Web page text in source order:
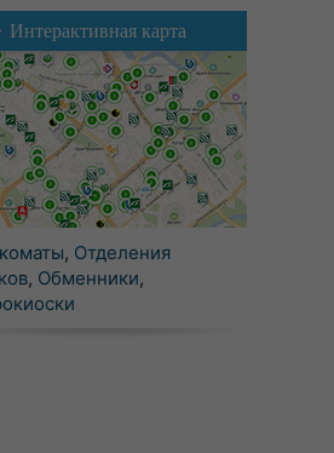
Интерактивная карта
, Отделения
, Обменники,